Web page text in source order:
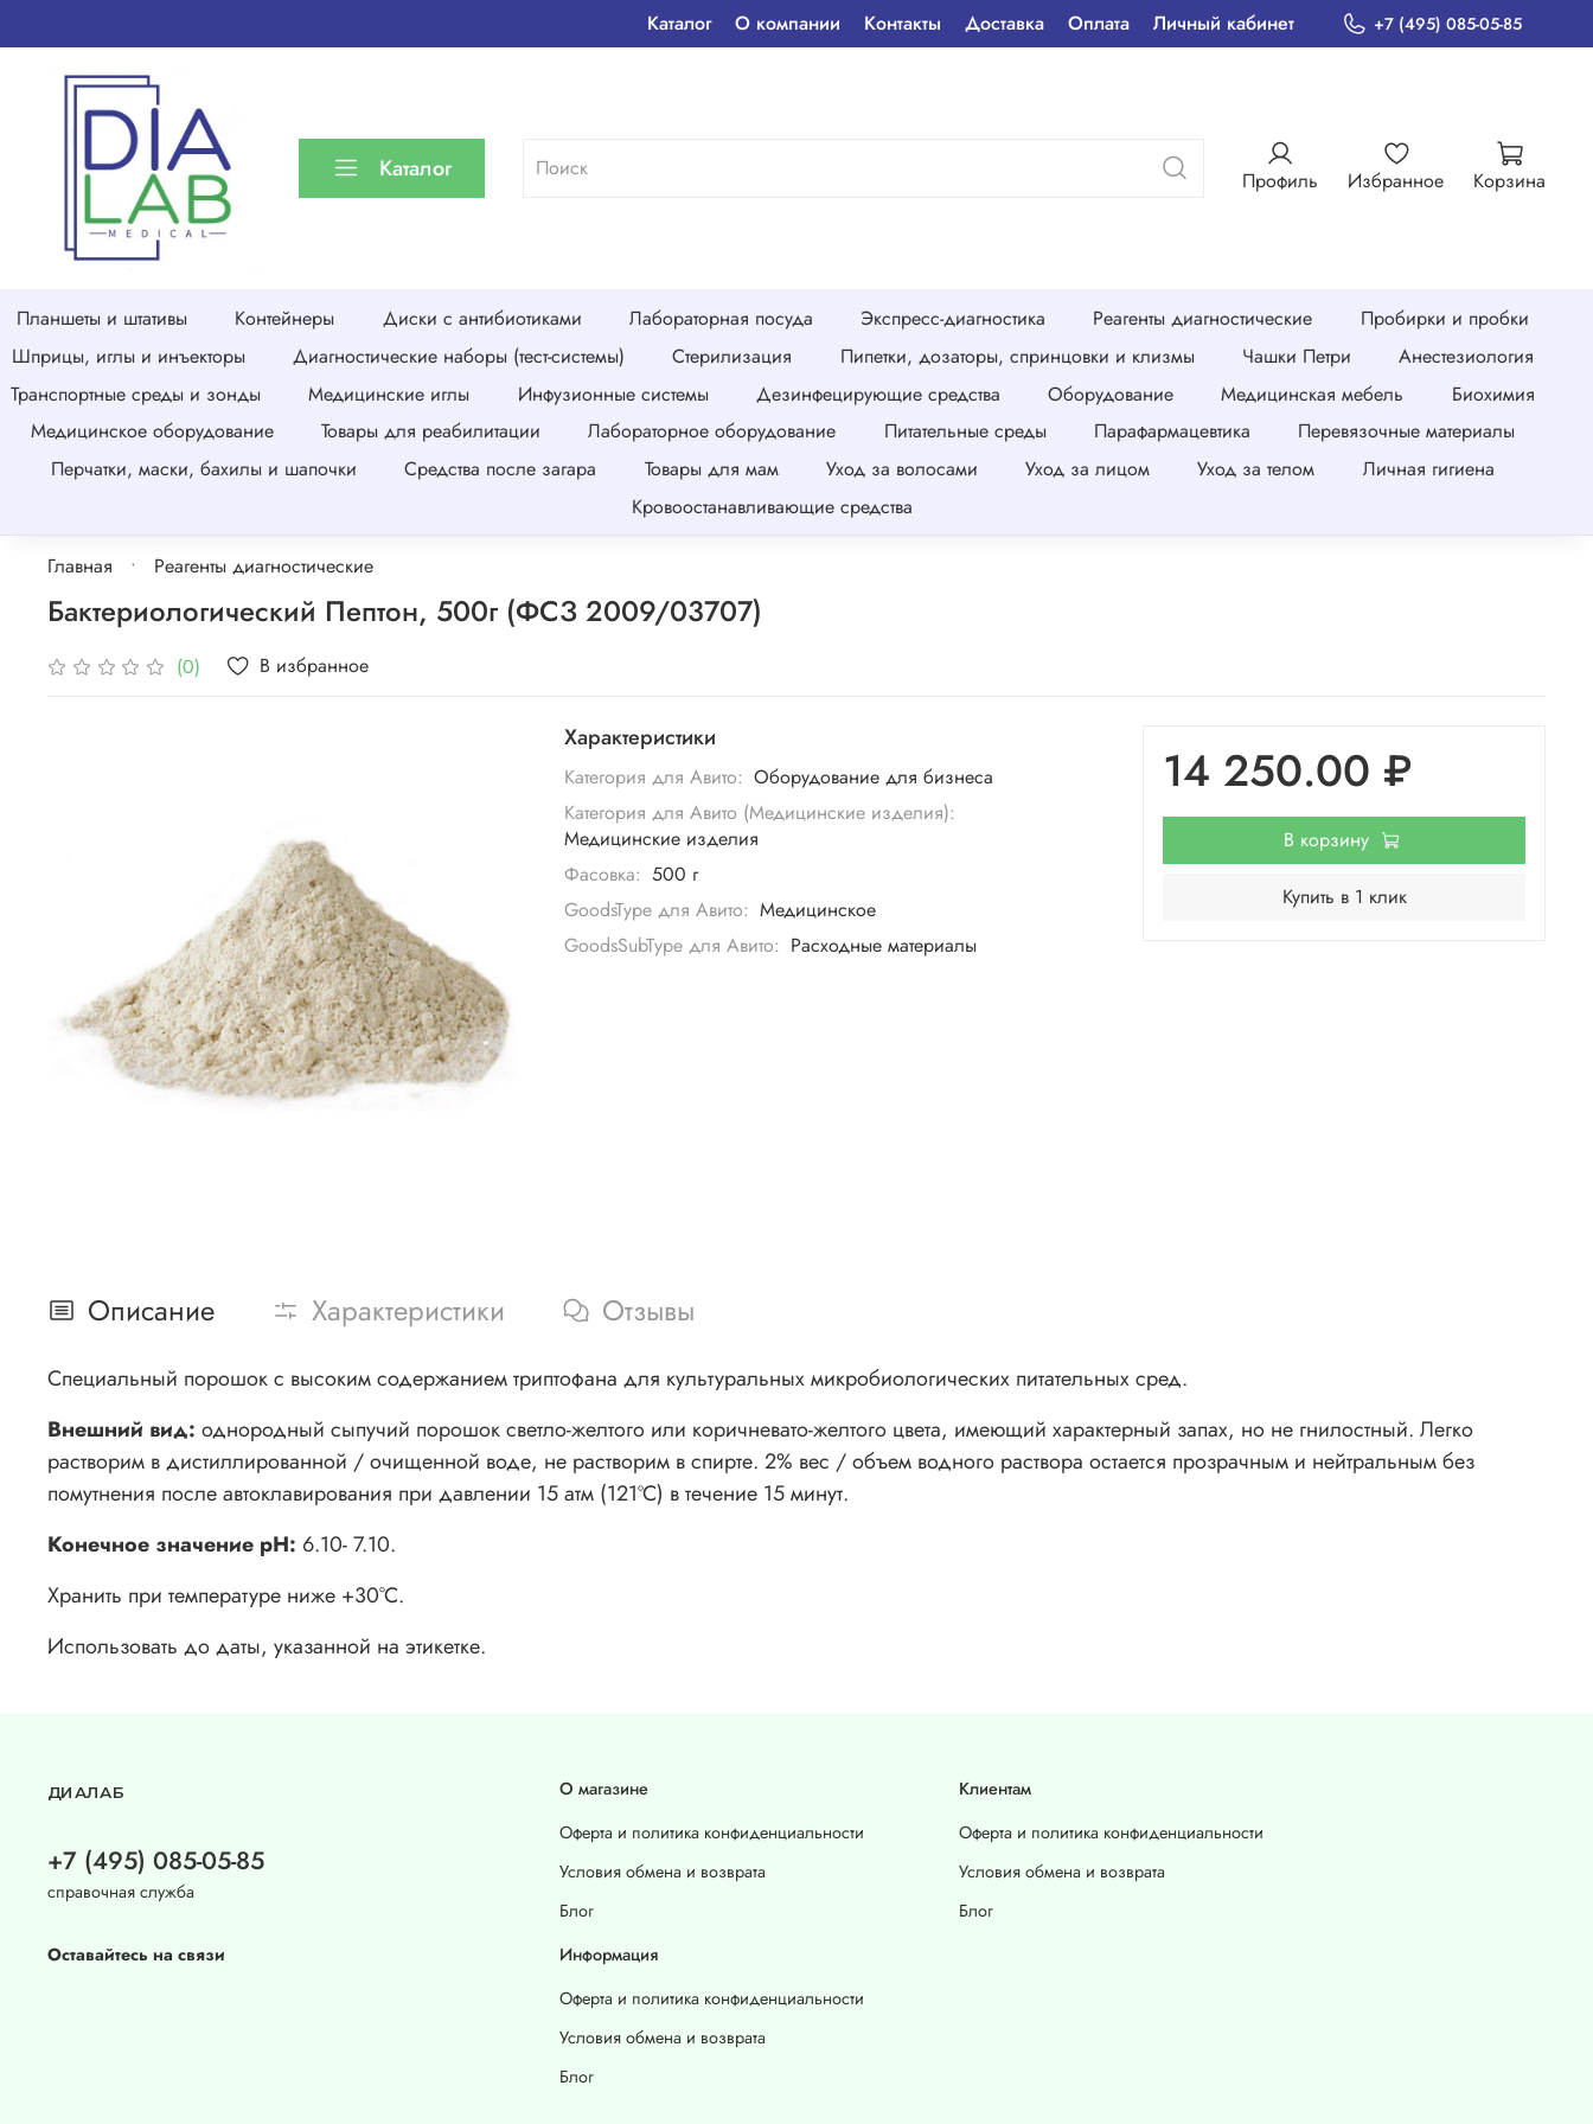
Каталог О компании Контакты Доставка Оплата Личный кабинет +7 (495) 085-05-85
Каталог Профиль Избранное Корзина
Планшеты и штативы Контейнеры Диски с антибиотиками Лабораторная посуда Экспресс-диагностика Реагенты диагностические
Пробирки и пробки
Шприцы, иглы и инъекторы
Диагностические наборы (тест-системы) Стерилизация Пипетки, дозаторы, спринцовки и клизмы Чашки Петри
Анестезиология
Транспортные среды и зонды
Медицинские иглы Инфузионные системы Дезинфецирующие средства Оборудование Медицинская мебель
Биохимия
Медицинское оборудование
Товары для реабилитации Лабораторное оборудование Питательные среды Парафармацевтика
Перевязочные материалы
Перчатки, маски, бахилы и шапочки
Средства после загара Товары для мам Уход за волосами Уход за лицом Уход за телом
Личная гигиена
Кровоостанавливающие средства
Главная Реагенты диагностические
Бактериологический Пептон, 500г (ФСЗ 2009/03707)
(0) В избранное
Характеристики
Категория для Авито: Оборудование для бизнеса
Категория для Авито (Медицинские изделия):
Медицинские изделия
Фасовка: 500 г
GoodsType для Авито: Медицинское
GoodsSubType для Авито: Расходные материалы
14 250.00 ₽
В корзину
Купить в 1 клик
Описание Характеристики Отзывы
Специальный порошок с высоким содержанием триптофана для культуральных микробиологических питательных сред.
Внешний вид: однородный сыпучий порошок светло-желтого или коричневато-желтого цвета, имеющий характерный запах, но не гнилостный. Легко
растворим в дистиллированной / очищенной воде, не растворим в спирте. 2% вес / объем водного раствора остается прозрачным и нейтральным без
помутнения после автоклавирования при давлении 15 атм (121ºC) в течение 15 минут.
Конечное значение рН: 6.10- 7.10.
Хранить при температуре ниже +30°C.
Использовать до даты, указанной на этикетке.
О магазине
Оферта и политика конфиденциальности
Условия обмена и возврата
Блог
Клиентам
Оферта и политика конфиденциальности
Условия обмена и возврата
Блог
Информация
Оферта и политика конфиденциальности
Условия обмена и возврата
Блог
ДИАЛАБ
+7 (495) 085-05-85
справочная служба
Оставайтесь на связи